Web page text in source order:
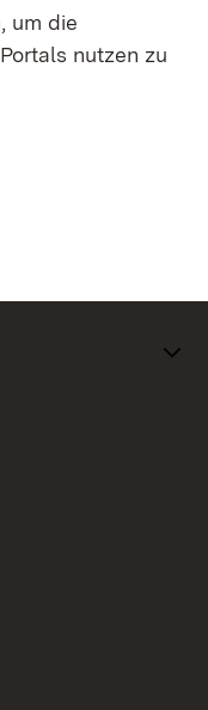
um die
nutzen zu